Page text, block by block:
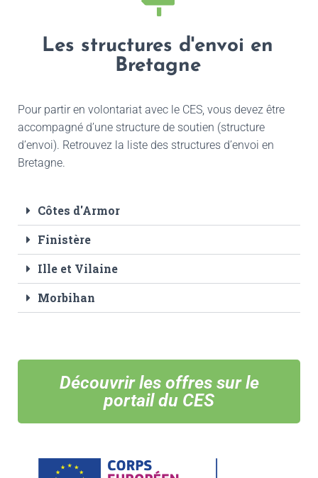
Les structures d'envoi en
Bretagne
Pour partir en volontariat avec le CES, vous devez être
accompagné d’une structure de soutien (structure
d’envoi). Retrouvez la liste des structures d’envoi en
Bretagne.
Côtes d'Armor
Finistère
Ille et Vilaine
Morbihan
Découvrir les offres sur le
portail du CES